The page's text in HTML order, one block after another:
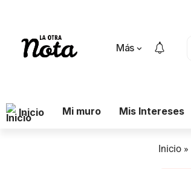
Más
Inicio Mi muro Mis Intereses
Inicio »